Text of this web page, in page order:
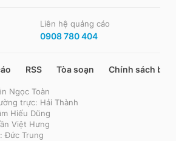
Liên hệ quảng cáo
0908 780 404
RSS Tòa soạn Chính sách bảo
Ngọc Toàn
trực: Hải Thành
Hiếu Dũng
Việt Hưng
Đức Trung